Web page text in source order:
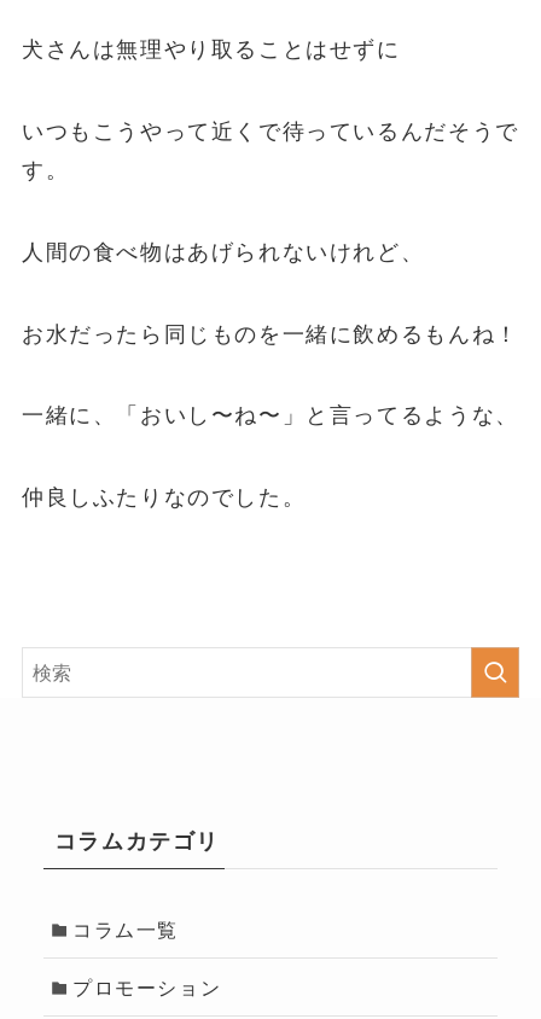
犬さんは無理やり取ることはせずに
いつもこうやって近くで待っているんだそうで
す。
人間の食べ物はあげられないけれど、
お水だったら同じものを一緒に飲めるもんね！
一緒に、「おいし〜ね〜」と言ってるような、
仲良しふたりなのでした。
コラムカテゴリ
コラム一覧
プロモーション